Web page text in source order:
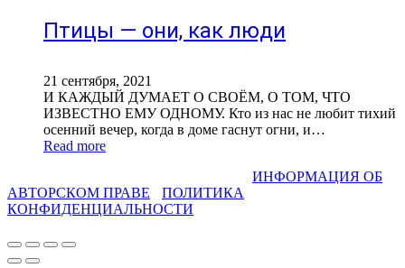
Птицы — они, как люди
21 сентября, 2021
И КАЖДЫЙ ДУМАЕТ О СВОЁМ, О ТОМ, ЧТО
ИЗВЕСТНО ЕМУ ОДНОМУ. Кто из нас не любит тихий
осенний вечер, когда в доме гаснут огни, и…
Read more
ИНФОРМАЦИЯ ОБ
АВТОРСКОМ ПРАВЕ
ПОЛИТИКА
КОНФИДЕНЦИАЛЬНОСТИ